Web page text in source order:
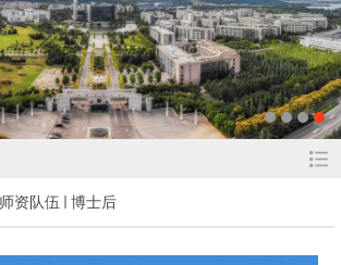
师资队伍 博士后